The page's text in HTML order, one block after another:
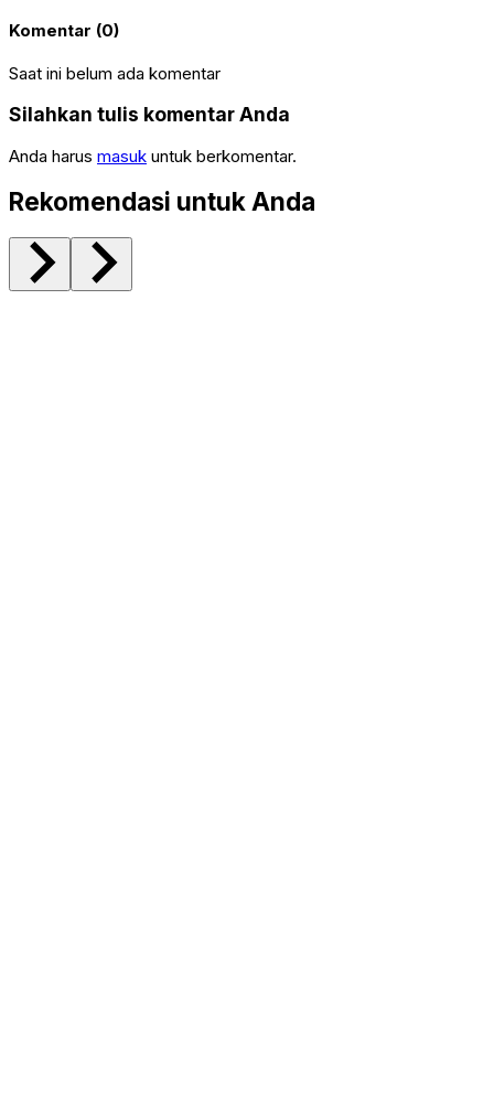
Komentar (0)
Saat ini belum ada komentar
Silahkan tulis komentar Anda
Anda harus masuk untuk berkomentar.
Rekomendasi untuk Anda